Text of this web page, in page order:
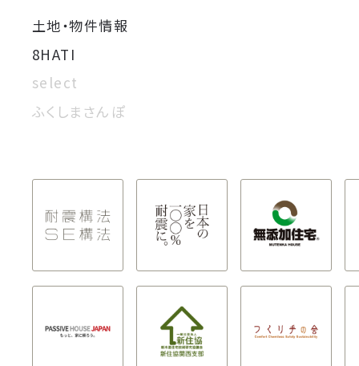
土地・物件情報
8HATI
select
ふくしまさんぽ